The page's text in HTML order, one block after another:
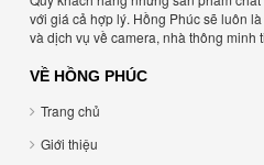
với giá cả hợp lý. Hồng Phúc sẽ luôn
và dịch vụ về camera, nhà thông minh
VỀ HỒNG PHÚC
Trang chủ
Giới thiệu